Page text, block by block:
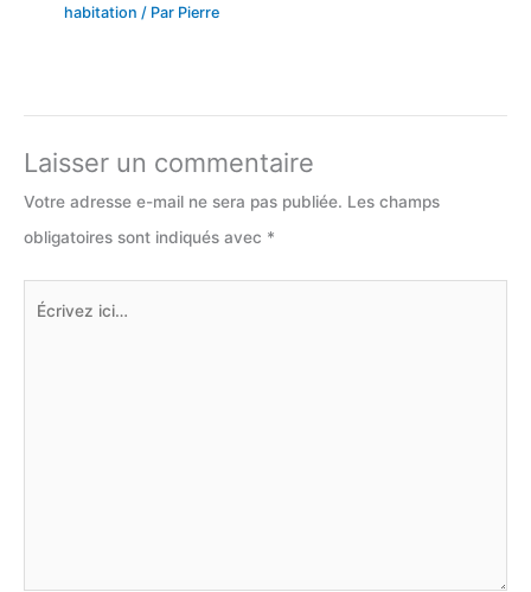
habitation / Par Pierre
Laisser un commentaire
Votre adresse e-mail ne sera pas publiée. Les champs
obligatoires sont indiqués avec *